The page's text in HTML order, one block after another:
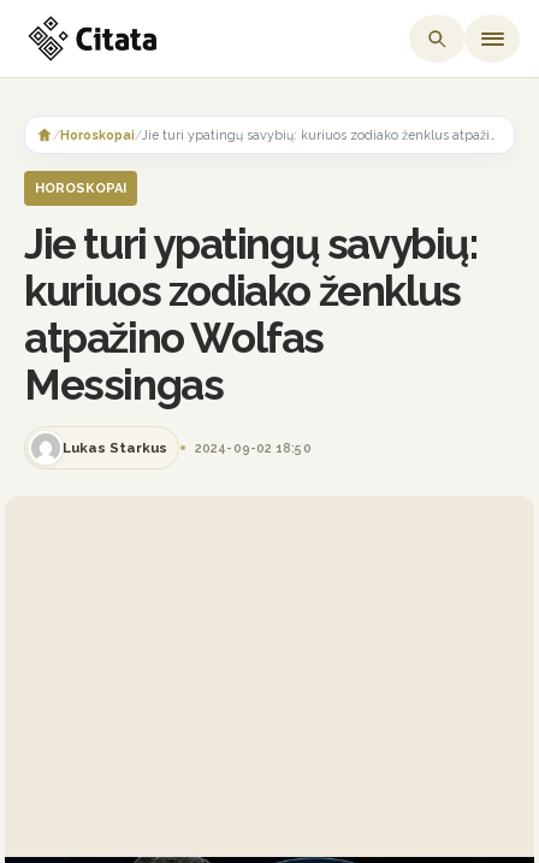
content
/Horoskopai/
HOROSKOPAI
Jie turi ypatingų savybių:
kuriuos zodiako ženklus
atpažino Wolfas
Messingas
Lukas Starkus 2024-09-02 18:50